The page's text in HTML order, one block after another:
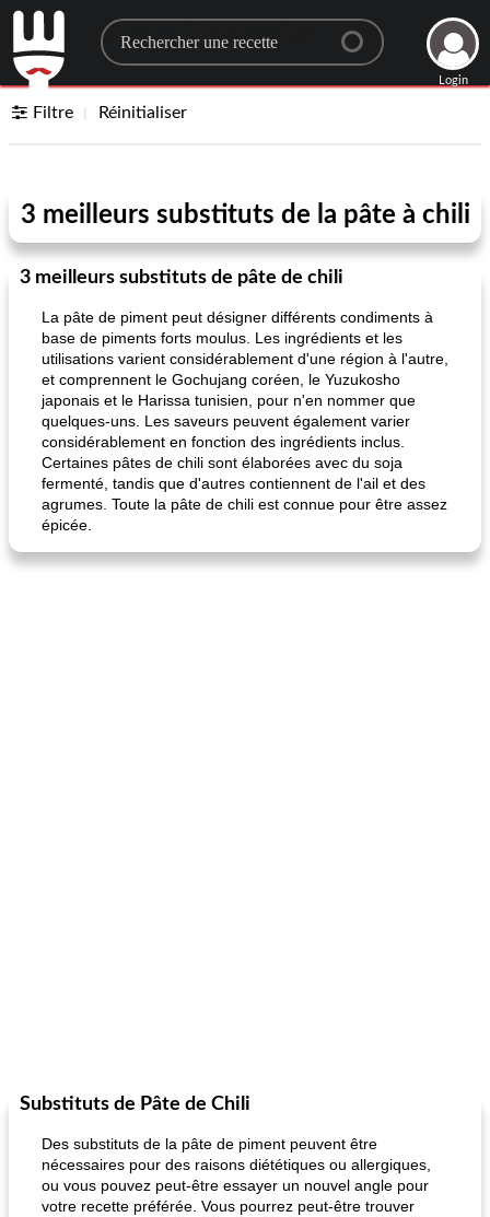
Search for a recipe
Login
Filtre Réinitialiser
3 meilleurs substituts de la pâte à chili
3 meilleurs substituts de pâte de chili
La pâte de piment peut désigner différents condiments à
base de piments forts moulus. Les ingrédients et les
utilisations varient considérablement d'une région à l'autre,
et comprennent le Gochujang coréen, le Yuzukosho
japonais et le Harissa tunisien, pour n'en nommer que
quelques-uns. Les saveurs peuvent également varier
considérablement en fonction des ingrédients inclus.
Certaines pâtes de chili sont élaborées avec du soja
fermenté, tandis que d'autres contiennent de l'ail et des
agrumes. Toute la pâte de chili est connue pour être assez
épicée.
Substituts de Pâte de Chili
Des substituts de la pâte de piment peuvent être
nécessaires pour des raisons diététiques ou allergiques,
ou vous pouvez peut-être essayer un nouvel angle pour
votre recette préférée. Vous pourrez peut-être trouver